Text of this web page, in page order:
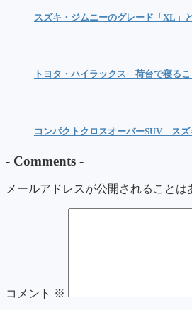
スズキ・ジムニーのグレード「XL」
トヨタ・ハイラックス 荷台で寝る
コンパクトクロスオーバーSUV ス
- Comments -
メールアドレスが公開されることは
コメント ※